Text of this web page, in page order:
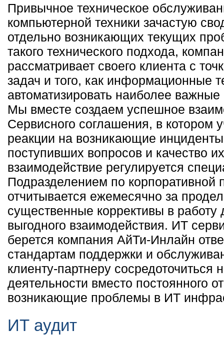
Привычное техническое
компьютерной техники зачастую
отдельно возникающих текущих
такого технического подхода,
рассматривает своего клиента с
задач и того, как информационные
автоматизировать наиболее
Мы вместе создаем успешное
Сервисного соглашения, в котором
реакции на возникающие
поступивших вопросов и качество
взаимодействие регулируется
Подразделением по корпоративной
отчитывается ежемесячно за
существенные коррективы в работу
выгодного взаимодействия. ИТ
берется компания АйТи-Инлайн
стандартам поддержки и
клиенту-партнеру сосредоточиться
деятельности вместо постоянного
возникающие проблемы в ИТ
ИТ аудит